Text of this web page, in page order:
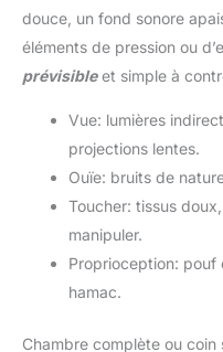
douce, un fond sonore
éléments de pression ou
prévisibleet simple à
Vue: lumières
projections lentes.
Ouïe: bruits de
Toucher: tissus
manipuler.
Proprioception: pouf
hamac.
Chambre complète ou